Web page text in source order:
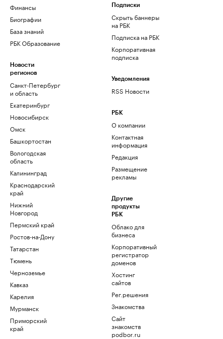
Финансы
Биографии
База знаний
РБК Образование
Новости
регионов
Санкт-Петербург
и область
Екатеринбург
Новосибирск
Омск
Башкортостан
Вологодская
область
Калининград
Краснодарский
край
Нижний
Новгород
Пермский край
Ростов-на-Дону
Татарстан
Тюмень
Черноземье
Кавказ
Карелия
Мурманск
Приморский
край
Подписки
Скрыть баннеры
на РБК
Подписка на РБК
Корпоративная
подписка
Уведомления
RSS Новости
РБК
О компании
Контактная
информация
Редакция
Размещение
рекламы
Другие
продукты
РБК
Облако для
бизнеса
Корпоративный
регистратор
доменов
Хостинг
сайтов
Рег.решения
Знакомства
Сайт
знакомств
podbor.ru